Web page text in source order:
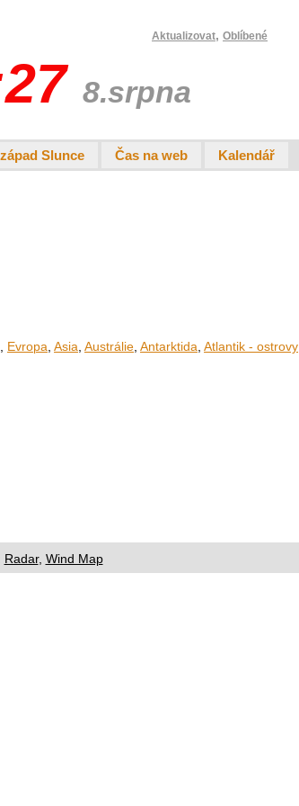
Aktualizovat, Oblíbené
8.srpna
Slunce Čas na web Kalendář
, Evropa, Asia, Austrálie, Antarktida, Atlantik - ostrovy
Radar, Wind Map